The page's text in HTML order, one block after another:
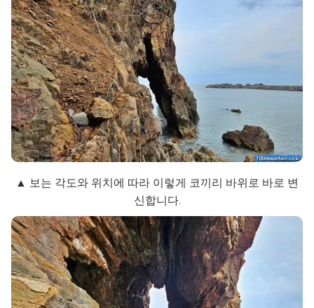
▲ 보는 각도와 위치에 따라 이렇게 코끼리 바위로 바로 변
신합니다.